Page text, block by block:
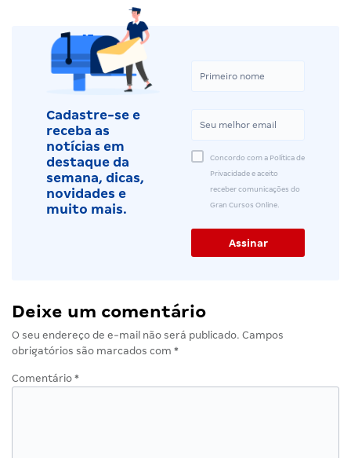
Cadastre-se e
receba as
notícias em
destaque da
semana, dicas,
novidades e
muito mais.
Concordo com a Política de
Privacidade e aceito
receber comunicações do
Gran Cursos Online.
Deixe um comentário
O seu endereço de e-mail não será publicado. Campos
obrigatórios são marcados com *
Comentário *